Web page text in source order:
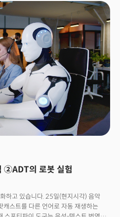
들은 70% 이상이 AI가 뉴스 생산 전반에
론진흥재단 조사에 따르면 2022
대의 74%가 인터넷 포털 사이트를
미디어로 이용하듯 향후 AI 뉴스가
로 인식할 가능성이 보이는 대목이다.
②ADT의 로봇 실험
하고 있습니다. 25일(현지시각) 음악
스트를 다른 언어로 자동 재생하는